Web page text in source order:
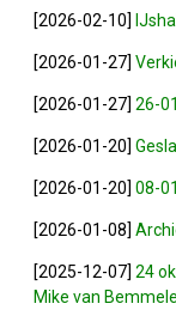
Save
ALV
Agenda
[2026-02-10]
[2026-01-27]
[2026-01-27] 26-
[2026-01-20]
[2026-01-20] 08-
[2026-01-08]
[2025-12-07] 24
Mike van